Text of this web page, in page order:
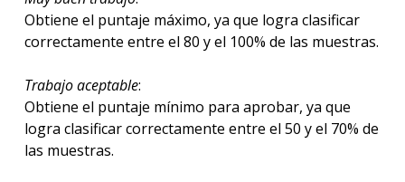
Obtiene el puntaje máximo, ya que logra clasificar
correctamente entre el 80 y el 100% de las muestras.
Trabajo aceptable:
Obtiene el puntaje mínimo para aprobar, ya que
logra clasificar correctamente entre el 50 y el 70% de
las muestras.